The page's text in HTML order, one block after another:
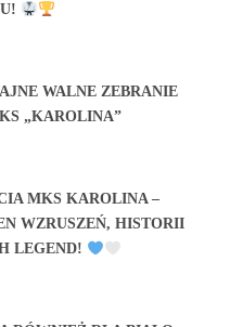
WALNE ZEBRANIE
„KAROLINA”
MKS KAROLINA –
WZRUSZEŃ, HISTORII
LEGEND!